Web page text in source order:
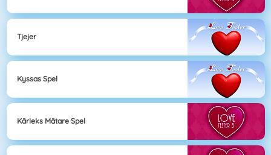
Tjejer
Kyssas Spel
Kärleks Mätare Spel